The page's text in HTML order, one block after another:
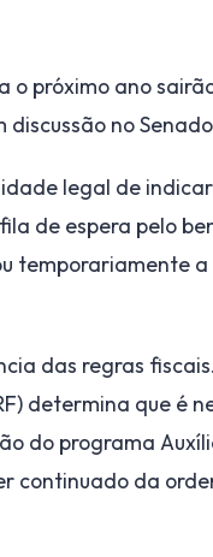
o próximo ano
no
legal de
de espera pelo
temporariamente
das regras
determina que é
do programa
da